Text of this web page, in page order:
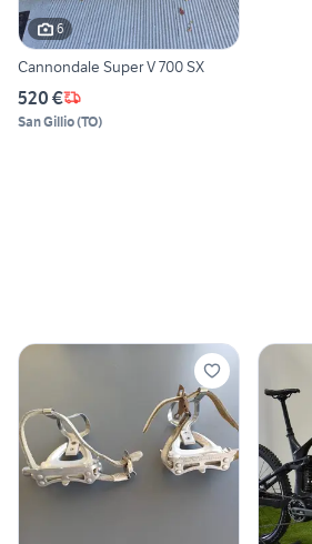
6
Cannondale Super V 700 SX
520 €
San Gillio(TO)